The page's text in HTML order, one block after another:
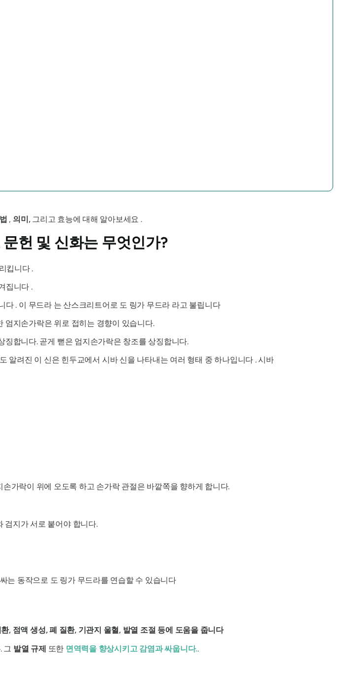
, 의미,그리고 효능에 대해 알아보세요 .
헌 및 신화는 무엇인가?
킵니다 .
집니다 .
다 . 이 무드라는 산스크리트어로 도 링가 무드라 라고 불립니다
엄지손가락은 위로 접히는 경향이 있습니다.
합니다. 곧게 뻗은 엄지손가락은 창조를 상징합니다.
알려진 이 신은 힌두교에서 시바 신을 나타내는 여러 형태 중 하나입니다 .시바
가락이 위에 오도록 하고 손가락 관절은 바깥쪽을 향하게 합니다.
검지가 서로 붙어야 합니다.
는 동작으로 도 링가 무드라를 연습할 수 있습니다
, 점액 생성, 폐 질환, 기관지 울혈, 발열 조절 등에 도움을 줍니다
. 그 발열 규제 또한 면역력을 향상시키고감염과 싸웁니다..